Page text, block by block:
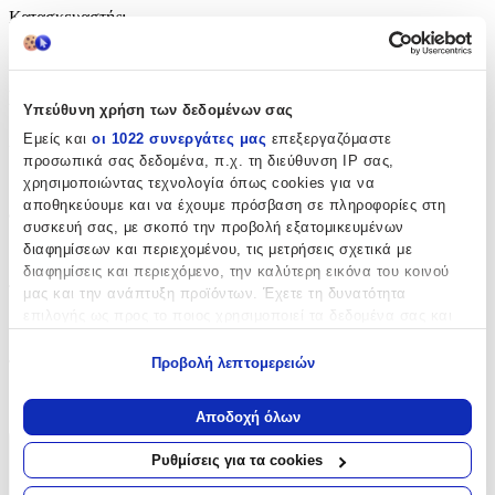
Υπεύθυνη χρήση των δεδομένων σας
Εμείς και οι 1022 συνεργάτες μας επεξεργαζόμαστε
προσωπικά σας δεδομένα, π.χ. τη διεύθυνση IP σας,
χρησιμοποιώντας τεχνολογία όπως cookies για να
αποθηκεύουμε και να έχουμε πρόσβαση σε πληροφορίες στη
συσκευή σας, με σκοπό την προβολή εξατομικευμένων
διαφημίσεων και περιεχομένου, τις μετρήσεις σχετικά με
διαφημίσεις και περιεχόμενο, την καλύτερη εικόνα του κοινού
μας και την ανάπτυξη προϊόντων. Έχετε τη δυνατότητα
Να συλλέξουμε πληροφορίες σχετικά με τη γεωγραφική
σας τοποθεσία, οι οποίες μπορεί να είναι ακριβείς σε
απόσταση μερικών μέτρων
Να αναγνωρίσουμε τη συσκευή σας σαρώνοντας ενεργά
Προβολή λεπτομερειών
Αποδοχή όλων
Ρυθμίσεις για τα cookies
Κατασκευαστής:
Βασικά Χαρακτηριστικά
Χρώμα :
Πολύχρωμο
Φύλο:
Αγόρι
Τύπος :
Τρόλεϊ
Νηπιαγωγείου